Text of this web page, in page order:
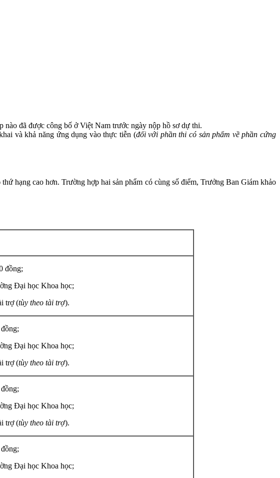
đã được công bố ở Việt Nam trước ngày nộp hồ sơ dự thi.
và khả năng ứng dụng vào thực tiễn (đối với phần thi có sản phẩm về phần cứng
hạng cao hơn. Trường hợp hai sản phẩm có cùng số điểm, Trưởng Ban Giám khảo
đồng;
Đại học Khoa học;
trợ (tùy theo tài trợ).
Đại học Khoa học;
trợ (tùy theo tài trợ).
Đại học Khoa học;
trợ (tùy theo tài trợ).
Đại học Khoa học;